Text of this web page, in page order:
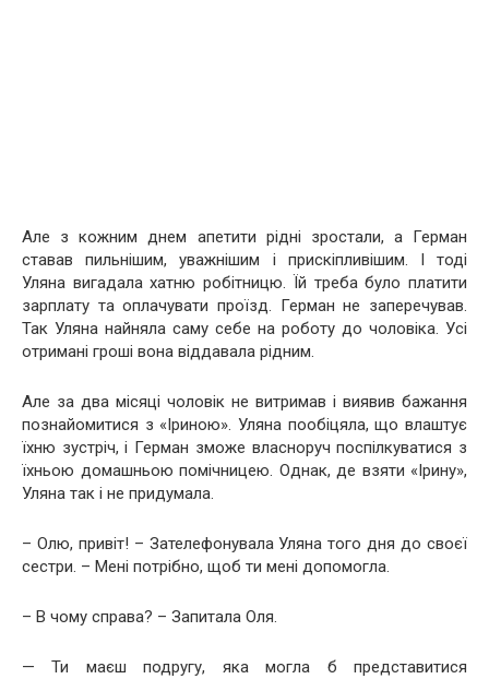
Але з кожним днем ​​апетити рідні зростали, а Герман
ставав пильнішим, уважнішим і прискіпливішим. І тоді
Уляна вигадала хатню робітницю. Їй треба було платити
зарплату та оплачувати проїзд. Герман не заперечував.
Так Уляна найняла саму себе на роботу до чоловіка. Усі
отримані гроші вона віддавала рідним.
Але за два місяці чоловік не витримав і виявив бажання
познайомитися з «Іриною». Уляна пообіцяла, що влаштує
їхню зустріч, і Герман зможе власноруч поспілкуватися з
їхньою домашньою помічницею. Однак, де взяти «Ірину»,
Уляна так і не придумала.
– Олю, привіт! – Зателефонувала Уляна того дня до своєї
сестри. – Мені потрібно, щоб ти мені допомогла.
– В чому справа? – Запитала Оля.
— Ти маєш подругу, яка могла б представитися